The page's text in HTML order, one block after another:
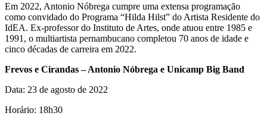
Em 2022, Antonio Nóbrega cumpre uma extensa programação
como convidado do Programa “Hilda Hilst” do Artista Residente do
IdEA. Ex-professor do Instituto de Artes, onde atuou entre 1985 e
1991, o multiartista pernambucano completou 70 anos de idade e
cinco décadas de carreira em 2022.
Frevos e Cirandas – Antonio Nóbrega e Unicamp Big Band
Data: 23 de agosto de 2022
Horário: 18h30